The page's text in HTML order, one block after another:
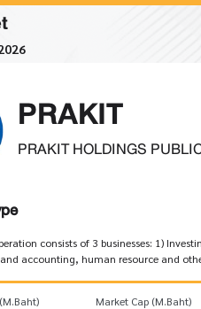
PRAKIT
PRAKIT HOLDINGS
consists of 3 businesses: 1)
accounting, human resource and
Market Cap (M.Baht)